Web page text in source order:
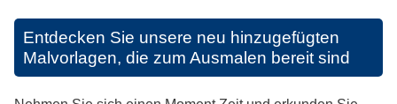
Entdecken Sie unsere neu hinzugefügten
Malvorlagen, die zum Ausmalen bereit sind